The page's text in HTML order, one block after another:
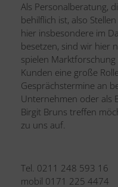
Als Personalberatung,
behilflich ist, also
hier insbesondere im
besetzen, sind wir hier
spielen
Kunden eine große
Gesprächstermine an
Unternehmen oder als
Birgit Bruns treffen
zu uns auf.
Tel. 0211 248 593 16
mobil 0171 225 4474